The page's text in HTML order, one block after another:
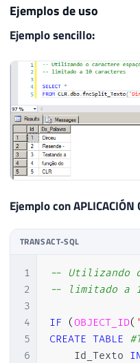
Ejemplos de uso
Ejemplo sencillo:
Ejemplo con APLICACIÓN
TRANSACT-SQL
1
2
3
4
5
6
-- Utilizando
-- limitado a
IF (OBJECT_ID(
CREATE TABLE
    Id_Texto